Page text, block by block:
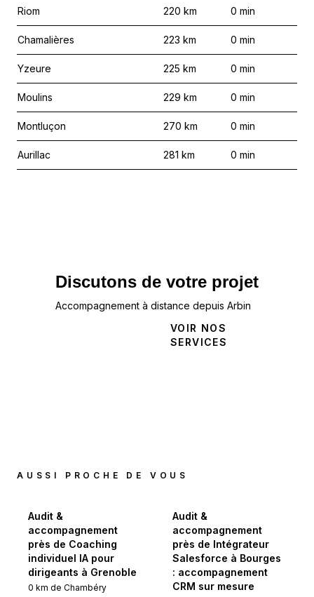
Riom 220 km 0 min
Chamalières 223 km 0 min
Yzeure 225 km 0 min
Moulins 229 km 0 min
Montluçon 270 km 0 min
Aurillac 281 km 0 min
Discutons de votre projet
Accompagnement à distance depuis Arbin
VOIR NOS
SERVICES
AUSSI PROCHE DE VOUS
Audit &
accompagnement
près de Coaching
individuel IA pour
dirigeants à Grenoble
0 km de Chambéry
Audit &
accompagnement
près de Intégrateur
Salesforce à Bourges
: accompagnement
CRM sur mesure